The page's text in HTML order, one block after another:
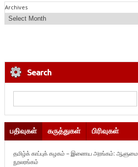
Archives
Search
பதிவுகள் கருத்துகள் பிரிவுகள்
தமிழ்க் காப்புக் கழகம் – இணைய அரங்கம்:
நூலரங்கம்